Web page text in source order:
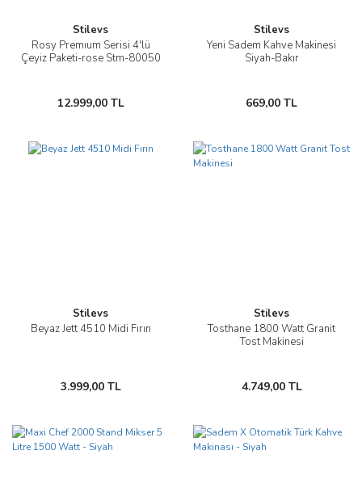
Stilevs
Rosy Premıum Serisi 4'lü
Çeyiz Paketi-rose Stm-80050
12.999,00 TL
Stilevs
Yeni Sadem Kahve Makinesi
Siyah-Bakır
669,00 TL
Stilevs
Beyaz Jett 4510 Midi Fırın
3.999,00 TL
Stilevs
Tosthane 1800 Watt Granit
Tost Makinesi
4.749,00 TL